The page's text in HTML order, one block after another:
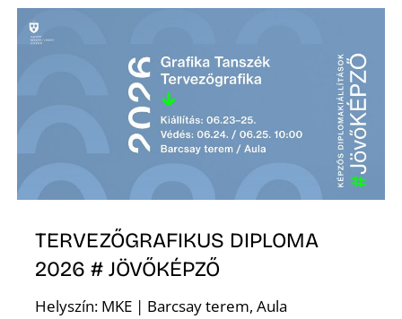
TERVEZŐGRAFIKUS DIPLOMA
2026 # JÖVŐKÉPZŐ
Helyszín: MKE | Barcsay terem, Aula